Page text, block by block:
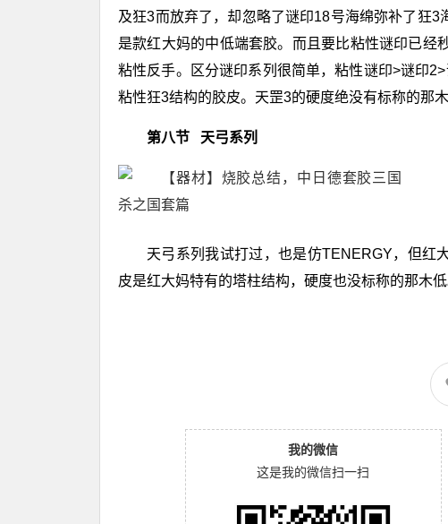
及狂3而放弃了，却忽略了谜印18号海绵弥补了狂
是款红大妈的中低端套胶。而且要比粘性谜印已经
粘性反手。区分谜印系列很简单，粘性谜印>谜印
粘性狂3结构的胶皮。天罡3的硬度绝没有标称的那
第八节 天弓系列
天弓系列我试打过，也是仿TENERGY，但红
皮是红大妈特有的塔柱结构，硬度也没标称的那木
我的微信
这是我的微信扫一扫